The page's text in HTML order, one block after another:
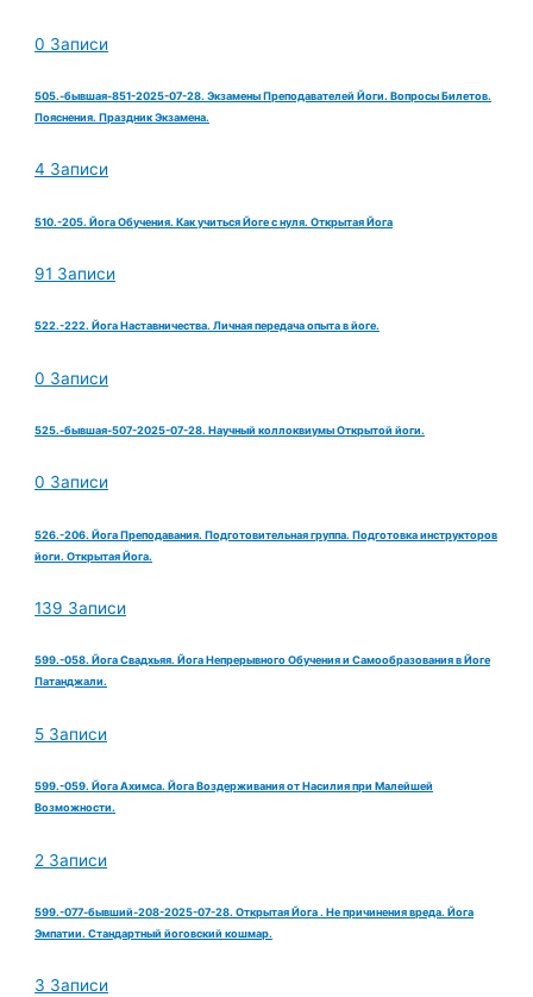
0 Записи
505.-бывшая-851-2025-07-28. Экзамены Преподавателей Йоги. Вопросы Билетов.
Пояснения. Праздник Экзамена.
4 Записи
510.-205. Йога Обучения. Как учиться Йоге с нуля. Открытая Йога
91 Записи
522.-222. Йога Наставничества. Личная передача опыта в йоге.
0 Записи
525.-бывшая-507-2025-07-28. Научный коллоквиумы Открытой йоги.
0 Записи
526.-206. Йога Преподавания. Подготовительная группа. Подготовка инструкторов
йоги. Открытая Йога.
139 Записи
599.-058. Йога Свадхьяя. Йога Непрерывного Обучения и Самообразования в Йоге
Патанджали.
5 Записи
599.-059. Йога Ахимса. Йога Воздерживания от Насилия при Малейшей
Возможности.
2 Записи
599.-077-бывший-208-2025-07-28. Открытая Йога . Не причинения вреда. Йога
Эмпатии. Стандартный йоговский кошмар.
3 Записи